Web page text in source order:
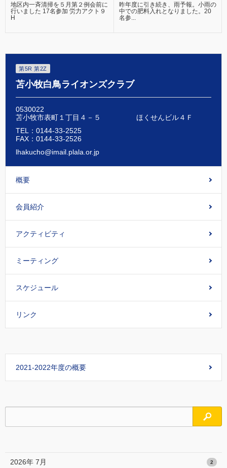
地区内一斉清掃を５月第２例会前に
行いました 17名参加 労力アクト９
H
昨年度に引き続き、雨予報。小雨の
中での肥料入れとなりました。20
名参...
第5R 第2Z
苫小牧白鳥ライオンズクラブ
0530022
苫小牧市表町１丁目４－５ ほくせんビル４Ｆ
TEL：0144-33-2525
FAX：0144-33-2526
lhakucho@imail.plala.or.jp
概要
会員紹介
アクティビティ
ミーティング
スケジュール
リンク
2021-2022年度の概要
検索
2026年 7月 2